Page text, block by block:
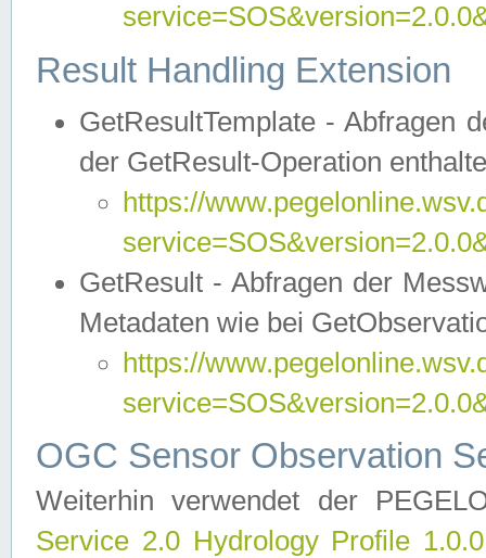
Result Handling Extension
GetResultTemplate - Abfragen
der GetResult-Operation
https://
GetResult - Abfragen der
Metadaten wie bei
https://
OGC Sensor Observation
Weiterhin verwendet der
Service 2.0 Hydrology Profile